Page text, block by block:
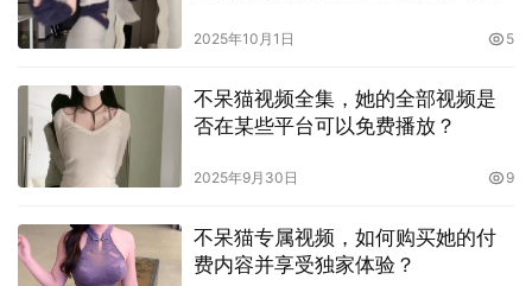
2025年10月1日 5
不呆猫视频全集，她的全部视频是
否在某些平台可以免费播放？
2025年9月30日 9
不呆猫专属视频，如何购买她的付
费内容并享受独家体验？